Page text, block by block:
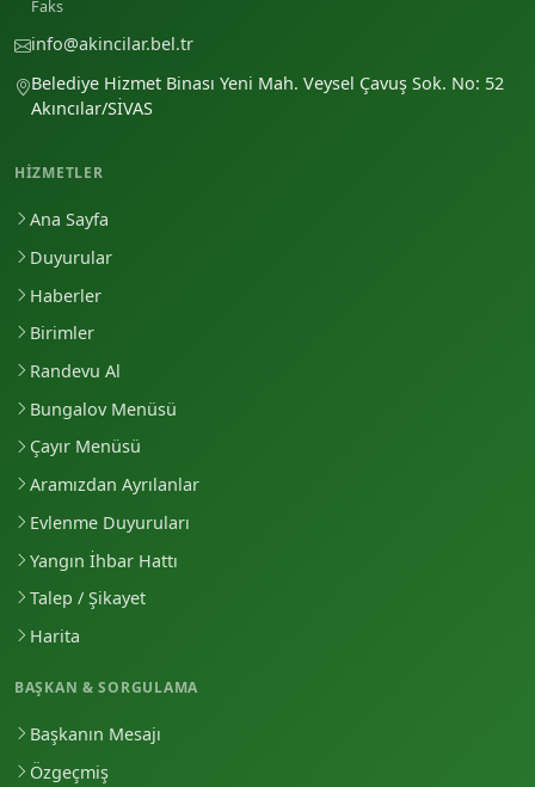
Faks
info@akincilar.bel.tr
Belediye Hizmet Binası Yeni Mah. Veysel Çavuş Sok. No: 52
Akıncılar/SİVAS
HIZMETLER
Ana Sayfa
Duyurular
Haberler
Birimler
Randevu Al
Bungalov Menüsü
Çayır Menüsü
Aramızdan Ayrılanlar
Evlenme Duyuruları
Yangın İhbar Hattı
Talep / Şikayet
Harita
BAŞKAN & SORGULAMA
Başkanın Mesajı
Özgeçmiş